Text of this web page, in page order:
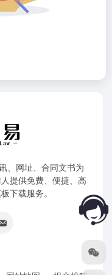
、网址、合同文书为
提供免费、便捷、高
下载服务。